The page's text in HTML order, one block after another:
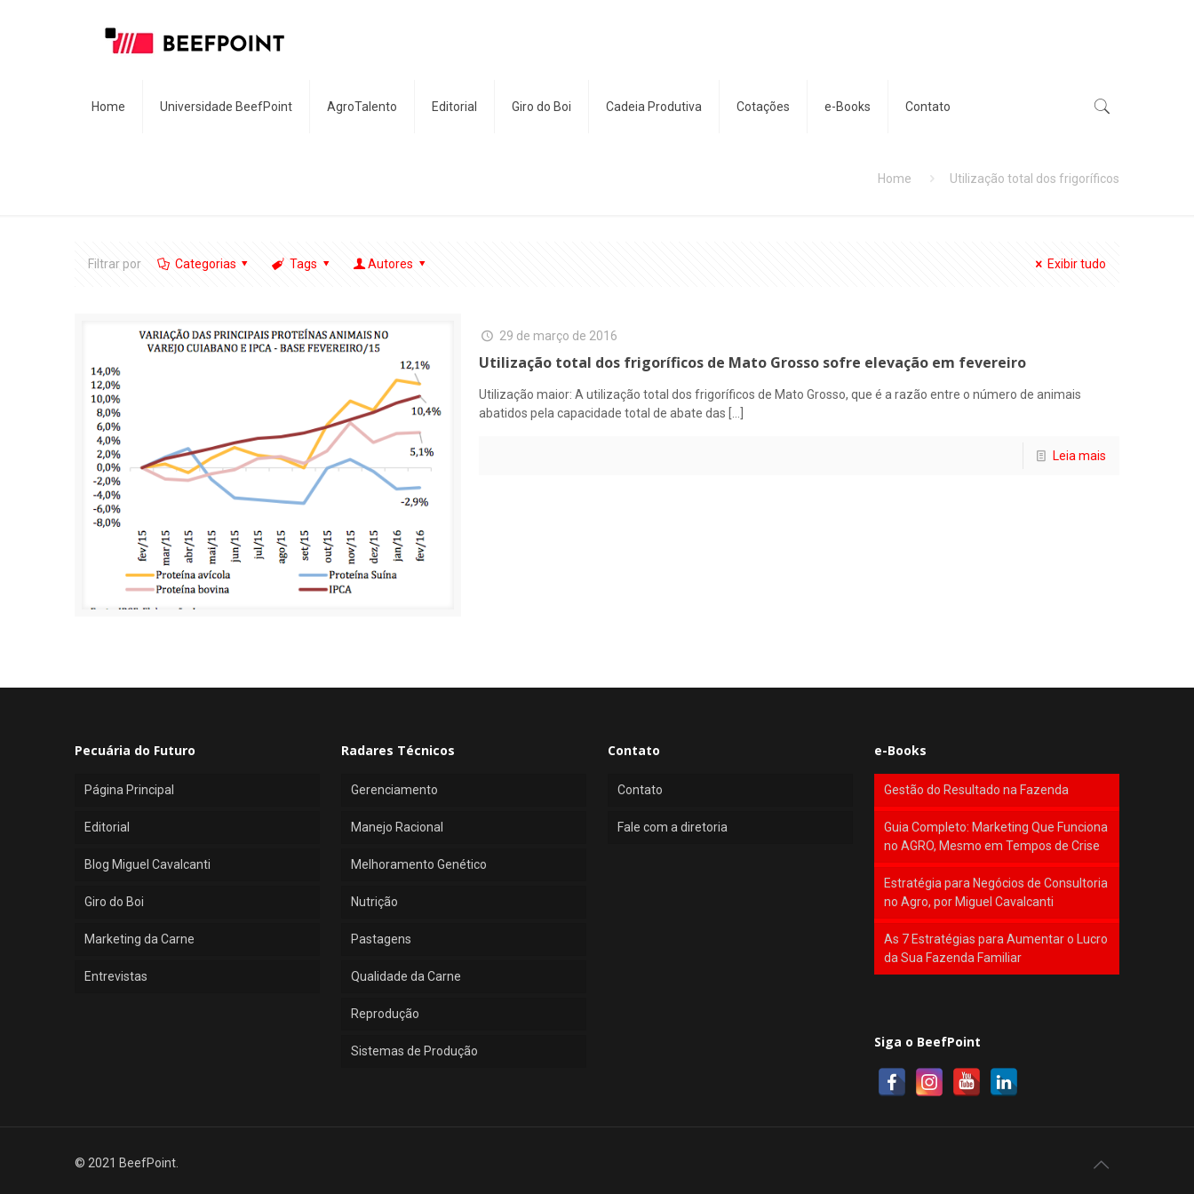
Home Universidade BeefPoint AgroTalento Editorial Giro do Boi Cadeia Produtiva Cotações e-Books Contato
Home Utilização total dos frigoríficos
Filtrar por Categorias Tags Autores Exibir tudo
29 de março de 2016
Utilização total dos frigoríficos de Mato Grosso sofre elevação em fevereiro
Utilização maior: A utilização total dos frigoríficos de Mato Grosso, que é a razão entre o número de animais
abatidos pela capacidade total de abate das
Leia mais
Pecuária do Futuro
Página Principal
Editorial
Blog Miguel Cavalcanti
Giro do Boi
Marketing da Carne
Entrevistas
Radares Técnicos
Gerenciamento
Manejo Racional
Melhoramento Genético
Nutrição
Pastagens
Qualidade da Carne
Reprodução
Sistemas de Produção
Contato
Contato
Fale com a diretoria
e-Books
Gestão do Resultado na Fazenda
Guia Completo: Marketing Que Funciona
no AGRO, Mesmo em Tempos de Crise
Estratégia para Negócios de Consultoria
no Agro, por Miguel Cavalcanti
As 7 Estratégias para Aumentar o Lucro
da Sua Fazenda Familiar
Siga o BeefPoint
© 2021 BeefPoint.